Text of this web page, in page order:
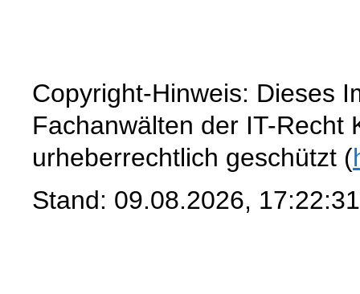
Copyright-Hinweis: Dieses
Fachanwälten der IT-Recht
urheberrechtlich geschützt (
Stand: 09.08.2026, 17:22:31